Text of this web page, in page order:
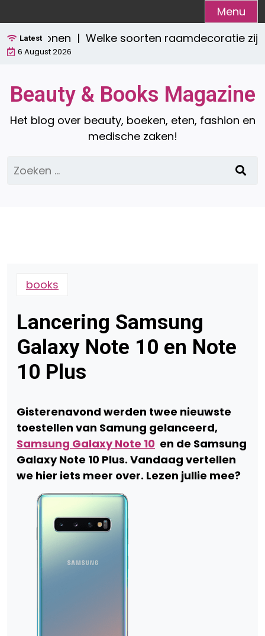
naar
de
inhoud
Menu
Latest
wonen |Welke soorten raamdecoratie zijn er?
6 August 2026
Beauty & Books Magazine
Het blog over beauty, boeken, eten, fashion en
medische zaken!
Zoeken
naar:
books
Lancering Samsung
Galaxy Note 10 en Note
10 Plus
Gisterenavond werden twee nieuwste
toestellen van Samung gelanceerd,
Samsung Galaxy Note 10 en de Samsung
Galaxy Note 10 Plus. Vandaag vertellen
we hier iets meer over. Lezen jullie mee?